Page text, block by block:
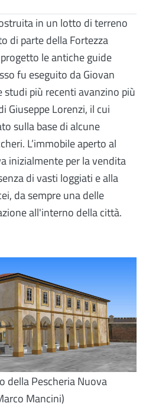
in un lotto di terreno
di parte della Fortezza
le antiche guide
fu eseguito da Giovan
studi più recenti avanzino più
Giuseppe Lorenzi, il cui
sulla base di alcune
L’immobile aperto al
inizialmente per la vendita
di vasti loggiati e alla
da sempre una delle
all'interno della città.
della Pescheria Nuova
Mancini)